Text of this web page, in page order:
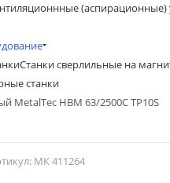
(аспирационные)
Станки сверлильные на
станки
MetalTec HBM 63/2500C TP10S
МК 411264